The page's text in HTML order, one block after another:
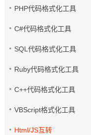
PHP代码格式化工具
C#代码格式化工具
SQL代码格式化工具
Ruby代码格式化工具
C++代码格式化工具
VBScript格式化工具
Html/JS互转